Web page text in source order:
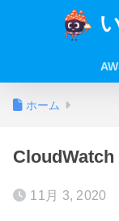
ホーム
11月 3, 2020